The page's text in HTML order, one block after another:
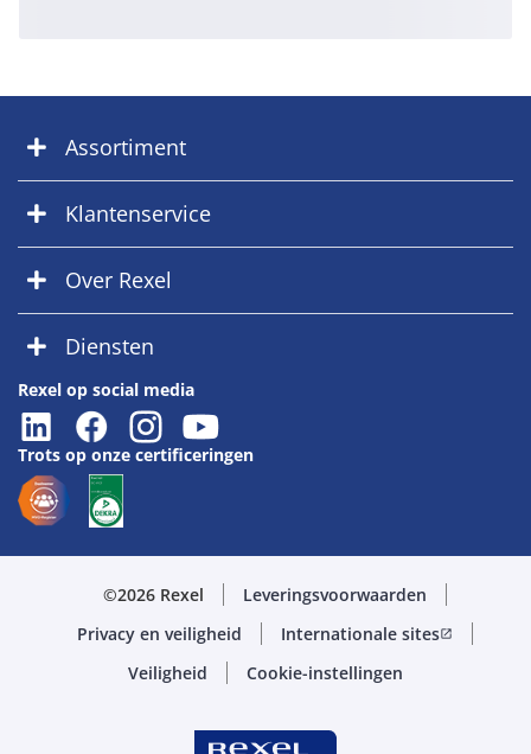
Assortiment
Klantenservice
Over Rexel
Diensten
Rexel op social media
Trots op onze certificeringen
©2026 Rexel
Leveringsvoorwaarden
Privacy en veiligheid
Internationale sitesopen_in_new
Veiligheid Cookie-instellingen